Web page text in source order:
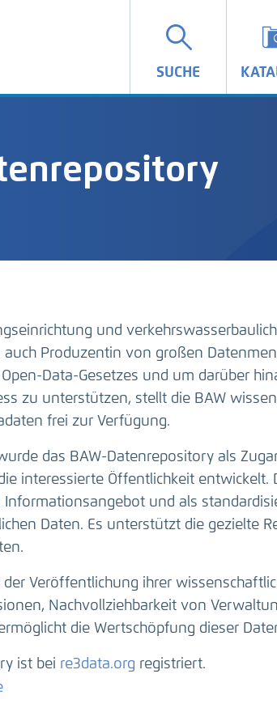
SUCHE
und
Produzentin von großen
Data-Gesetzes und um darüber
zu unterstützen, stellt die BAW
frei zur Verfügung.
das BAW-Datenrepository als
interessierte Öffentlichkeit entwickelt.
Informationsangebot und als
Daten. Es unterstützt die gezielte
Veröffentlichung ihrer
Nachvollziehbarkeit von
die Wertschöpfung dieser
ist bei re3data.org registriert.